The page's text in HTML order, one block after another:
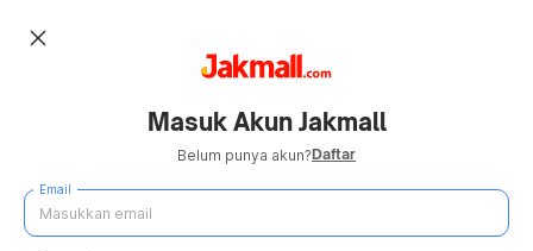
close
Masuk Akun Jakmall
Belum punya akun?Daftar
Email